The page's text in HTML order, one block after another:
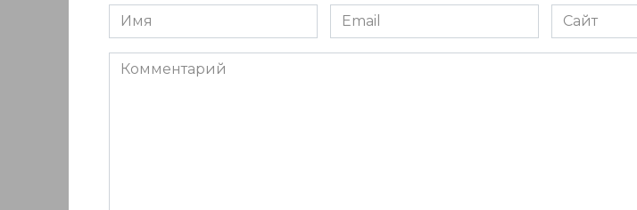
Имя
*
Email
*
Сайт
Комментарий